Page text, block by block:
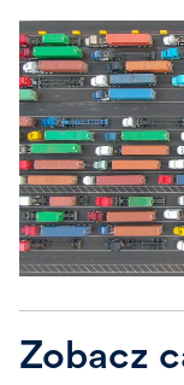
Zobacz